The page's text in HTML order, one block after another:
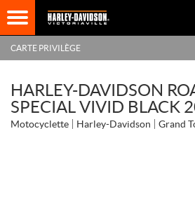
CARTE PRIVILÈGE
HARLEY-DAVIDSON
SPECIAL VIVID BLACK
Motocyclette Harley-Davidson Grand